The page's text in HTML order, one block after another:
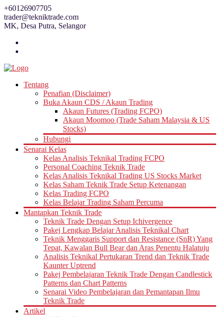
Skip
to
content
+60126907705
trader@tekniktrade.com
MK, Desa Putra, Selangor
Tentang
Penafian (Disclaimer)
Buka Akaun CDS / Akaun Trading
Akaun Futures (Trading FCPO)
Akaun Moomoo (Trade Saham Malaysia & US
Stocks)
Hubungi
Senarai Kelas
Kelas Analisis Teknikal Trading FCPO
Personal Coaching Teknik Trade
Kelas Analisis Teknikal Trading US Stocks Market
Kelas Saham Teknik Trade Setup Ketenangan
Kelas Trading FCPO
Kelas Belajar Trading Saham Percuma
Mantapkan Teknik Trade
Teknik Trade Dengan Setup Ichivergence
Pakej Lengkap Belajar Analisis Teknikal Chart
Teknik Menggaris Support dan Resistance (SnR) Yang
Tepat, Kawalan Bull Bear dan Aras Penentu Halatuju
Analisis Teknikal Pertukaran Trend dan Teknik Trade
Kaunter Uptrend
Pakej Pembelajaran Teknik Trade Dengan Candlestick
Patterns dan Chart Patterns
Senarai Video Pembelajaran dan Pemantapan Ilmu
Teknik Trade
Artikel